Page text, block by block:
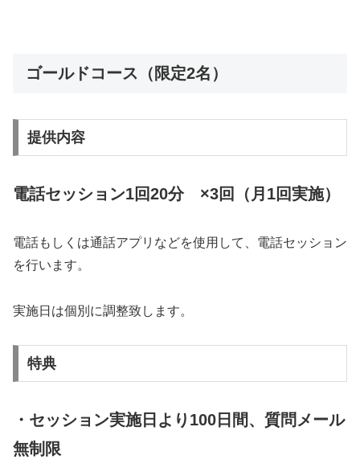
ゴールドコース（限定2名）
提供内容
電話セッション1回20分 ×3回（月1回実施）
電話もしくは通話アプリなどを使用して、電話セッション
を行います。
実施日は個別に調整致します。
特典
・セッション実施日より100日間、質問メール
無制限